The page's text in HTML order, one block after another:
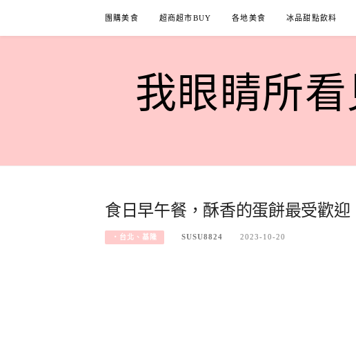
content
團購美食 超商超市BUY 各地美食 冰品甜點飲料
我眼睛所看
食日早午餐，酥香的蛋餅最受歡迎
‧台北、基隆 SUSU8824 2023-10-20